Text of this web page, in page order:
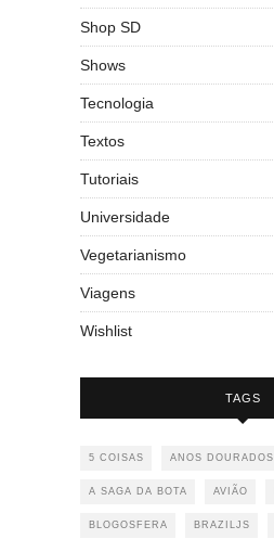
Shop SD
Shows
Tecnologia
Textos
Tutoriais
Universidade
Vegetarianismo
Viagens
Wishlist
TAGS
5 COISAS ANOS DOURADOS
A SAGA DA BOTA AVIÃO
BLOGOSFERA BRAZILJS